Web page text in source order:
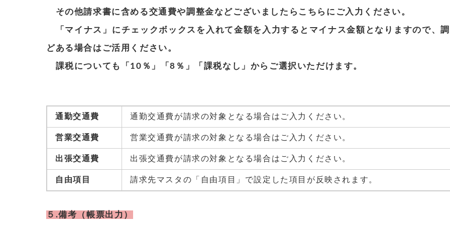
その他請求書に含める交通費や調整金などございましたらこちらに ご入力ください。
「マイナス」にチェックボックスを入れて金額を入力するとマイナス金額となりますので、
どある場合はご活用ください。
課税についても「10％」「8％」「課税なし」からご選択いただけます。
通勤交通費 通勤交通費が請求の対象となる場合はご入力ください。
営業交通費 営業交通費が請求の対象となる場合はご入力ください。
出張交通費 出張交通費が請求の対象となる場合はご入力ください。
自由項目 請求先マスタの「自由項目」で設定した項目が反映されます。
５.備考（帳票出力）